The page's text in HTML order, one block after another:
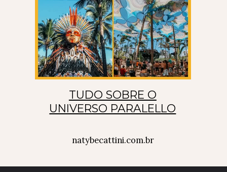
TUDO SOBRE O
UNIVERSO PARALELLO
natybecattini.com.br